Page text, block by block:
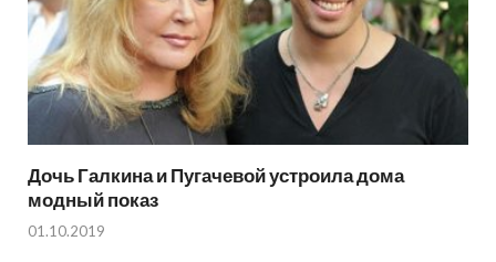
Дочь Галкина и Пугачевой устроила дома
модный показ
01.10.2019